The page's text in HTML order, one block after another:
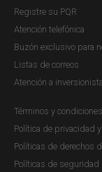
Cuentas
interpolación por
Referencias
Banco de la
económicos:
Subgerencia de
Registre su PQR
Atención telefónica
Buzón exclusivo para
Listas de correos
Atención a
Términos y condiciones
Política de privacidad
Políticas de derechos
Políticas de seguridad